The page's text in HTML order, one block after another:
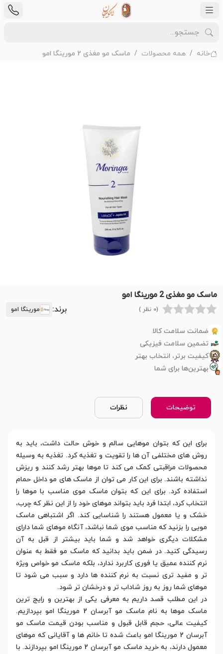
خانه همه محصولات ماسک مو مغذی 2 مورینگا امو
ماسک مو مغذی 2 مورینگا امو
(0 نظر ) برند: مورینگا امو
ضمانت سلامت کالا
تضمین سلامت فیزیکی
کیفیت برتر، انتخاب بهتر
بهترین‌ها برای شما
توضیحات نظرات
برای این که بتوان موهایی سالم و خوش حالت داشت، باید به
روش های مختلفی آن ها را تقویت و تغذیه کرد. تغذیه به وسیله
محصولات مراقبتی کمک می کند تا موها بهتر رشد کنند و ریزش
نداشته باشند. برای این کار می توان از ماسک های مو داخل حمام
استفاده کرد. برای این که بتوان ماسک موی مناسب با موها را
انتخاب کرد، ابتدا فرد باید بتواند موهای خود را از این نظر که چرب،
خشک و یا معمول هستند را شناسایی کند. اگر اشتباهی ماسک
مویی را بزنید که مناسب موی شما نباشد، آنگاه موهای شما دارای
مشکلات دیگری خواهد شد و شما باید بیشتر از قبل به آن
رسیدگی کنید. در ضمن باید بدانید که ماسک مو فقط به عنوان
نرم کننده عمیق یا فوری کاربرد ندارد، بلکه ماسک مو خواص ویژه
تر و مفید تری نسبت به نرم کننده ها دارد و سبب می شود تا
موهای شما روز به روز شاداب تر و درخشان تر شود.
در این مطلب قصد داریم به معرفی یکی از بهترین و رایج ترین
ماسک موها به نام ماسک مو آبرسان 2 مورینگا امو بپردازیم.
کیفیت عالی، حجم قابل قبول و مناسب بودن قیمت ماسک مو
آبرسان 2 مورینگا امو باعث شده تا خانم ها و آقایانی که موهای
معمول دارند، به خرید ماسک مو آبرسان 2 مورینگا امو بپردازند. با